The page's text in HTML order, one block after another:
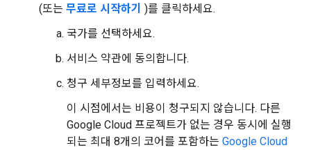
(또는 무료로 시작하기 )를 클릭하세요.
국가를 선택하세요.
서비스 약관에 동의합니다.
청구 세부정보를 입력하세요.
이 시점에서는 비용이 청구되지 않습니다. 다른
Google Cloud 프로젝트가 없는 경우 동시에 실행
되는 최대 8개의 코어를 포함하는 Google Cloud